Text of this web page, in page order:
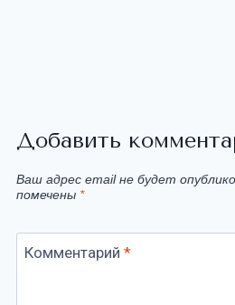
Добавить
Ваш адрес email не будет
помечены *
Комментарий *